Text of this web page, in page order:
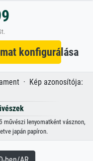
konfigurálása
· Kép azonosítója:
művészi lenyomatként vásznon,
japán papíron.